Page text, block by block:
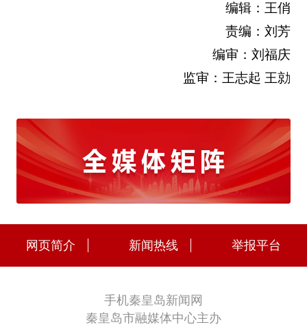
编辑：王俏
责编：刘芳
编审：刘福庆
监审：王志起 王勍
网页简介 新闻热线 举报平台
手机秦皇岛新闻网
秦皇岛市融媒体中心主办